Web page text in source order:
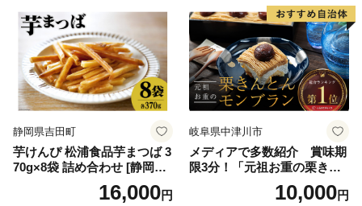
誕生日 カップ 詰め合わせ バ
ラエティ | バニラ チョコレー
ト ストロベリー ピスタチオ
バニラ＆クッキー ウベ 沖縄
紅イモ 塩ちんすこう 沖縄シ
ークヮーサー 沖縄黒糖 琉球
ロイヤルミルクティ 沖縄パ
イン
道産アイス 道産アイスクリ
ーム ギフト 詰合せ 詰め合わ
せ ふるさと納税 ）
静岡県吉田町
芋けんぴ 松浦食品芋まつば 3
70g×8袋 詰め合わせ [静岡伊
勢丹(松浦食品) 静岡県 吉田町
22424274] 芋ケンピ セット
16,000円
岐阜県中津川市
メディアで多数紹介 賞味期
限3分！「元祖お重の栗きん
とんモンブラン」 【未来の
ご褒美】スイーツ 栗 モンブ
10,000円